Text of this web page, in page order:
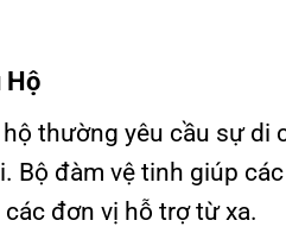
Hộ
thường yêu cầu sự
Bộ đàm vệ tinh giúp
đơn vị hỗ trợ từ xa.